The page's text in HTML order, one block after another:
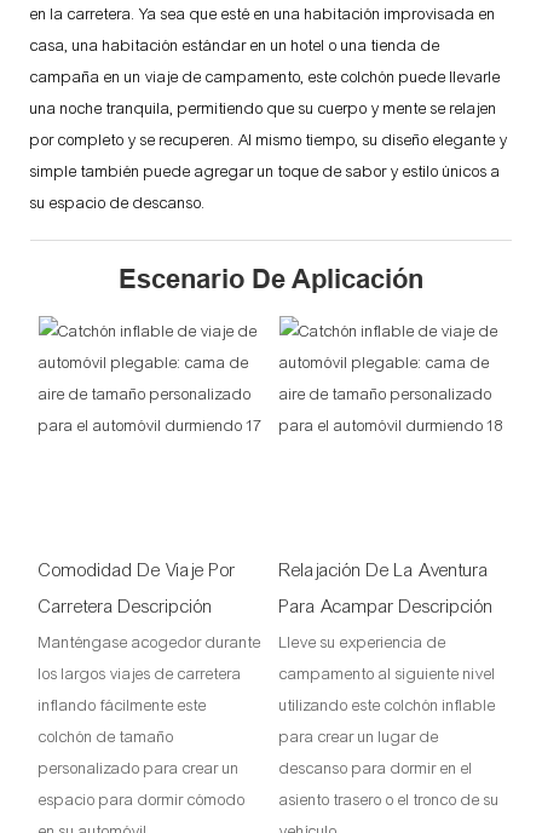
en la carretera. Ya sea que esté en una habitación improvisada en
casa, una habitación estándar en un hotel o una tienda de
campaña en un viaje de campamento, este colchón puede llevarle
una noche tranquila, permitiendo que su cuerpo y mente se relajen
por completo y se recuperen. Al mismo tiempo, su diseño elegante y
simple también puede agregar un toque de sabor y estilo únicos a
su espacio de descanso.
Escenario De Aplicación
Comodidad De Viaje Por
Carretera Descripción
Manténgase acogedor durante
los largos viajes de carretera
inflando fácilmente este
colchón de tamaño
personalizado para crear un
espacio para dormir cómodo
Relajación De La Aventura
Para Acampar Descripción
Lleve su experiencia de
campamento al siguiente nivel
utilizando este colchón inflable
para crear un lugar de
descanso para dormir en el
asiento trasero o el tronco de su